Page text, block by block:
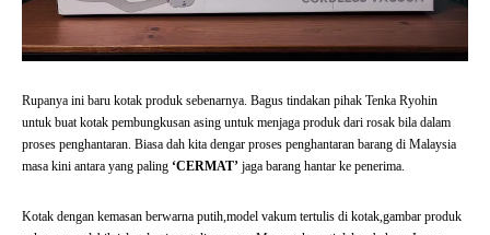
Rupanya ini baru kotak produk sebenarnya. Bagus tindakan pihak Tenka Ryohin
untuk buat kotak pembungkusan asing untuk menjaga produk dari rosak bila dalam
proses penghantaran. Biasa dah kita dengar proses penghantaran barang di Malaysia
masa kini antara yang paling ‘CERMAT’ jaga barang hantar ke penerima.
Kotak dengan kemasan berwarna putih,model vakum tertulis di kotak,gambar produk